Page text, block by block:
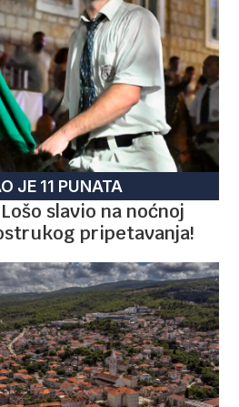
JE 11 PUNATA
slavio na noćnoj
pripetavanja!